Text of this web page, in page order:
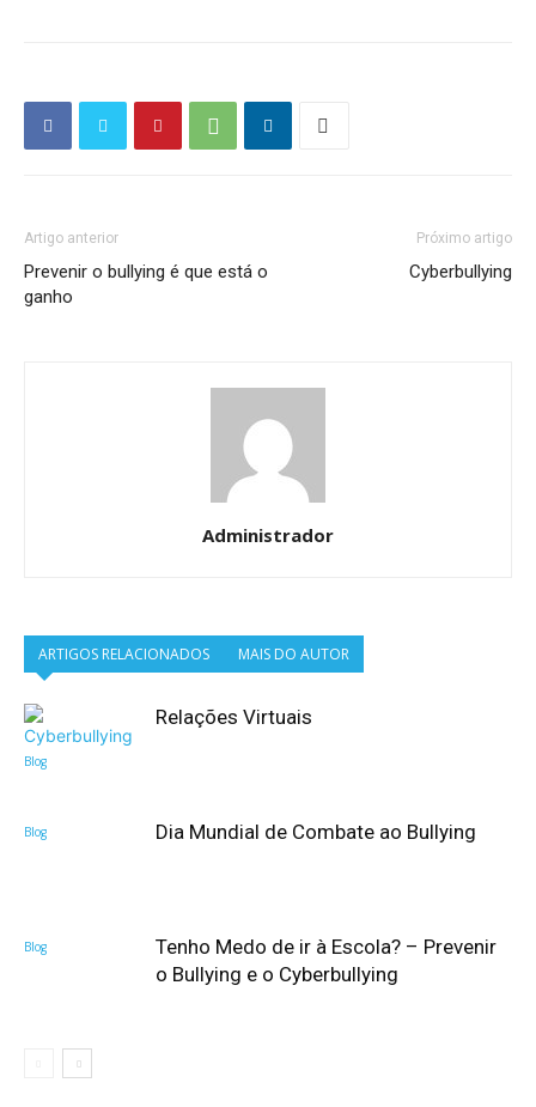
Artigo anterior
Prevenir o bullying é que está o
ganho
Próximo artigo
Cyberbullying
Administrador
ARTIGOS RELACIONADOS MAIS DO AUTOR
Blog
Relações Virtuais
Blog Dia Mundial de Combate ao Bullying
Blog
Tenho Medo de ir à Escola? – Prevenir
o Bullying e o Cyberbullying